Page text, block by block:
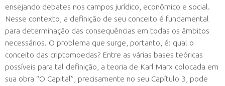
ensejando debates nos campos jurídico, econômico e social.
Nesse contexto, a definição de seu conceito é fundamental
para determinação das consequências em todas os âmbitos
necessários. O problema que surge, portanto, é: qual o
conceito das criptomoedas? Entre as várias bases teóricas
possíveis para tal definição, a teoria de Karl Marx colocada em
sua obra “O Capital”, precisamente no seu Capítulo 3, pode